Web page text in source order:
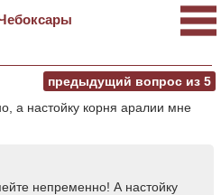
предыдущий вопрос из 5
а настойку корня аралии мне
непременно! А настойку